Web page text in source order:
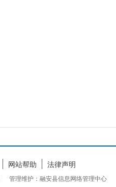
网站帮助 法律声明
管理维护：融安县信息网络管理中心